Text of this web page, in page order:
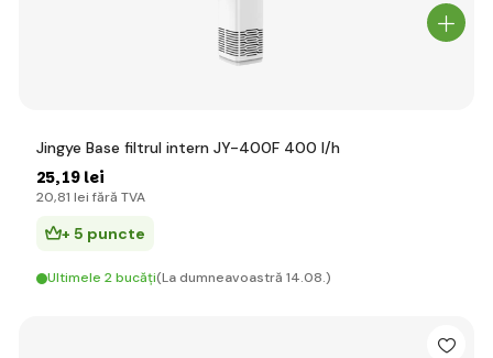
Jingye Base filtrul intern JY-400F 400 l/h
25,19 lei
20,81 lei fără TVA
+ 5 puncte
Ultimele 2 bucăți(La dumneavoastră 14.08.)